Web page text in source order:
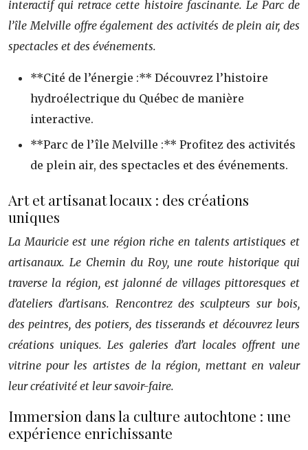
interactif qui retrace cette histoire fascinante. Le Parc de
l’île Melville offre également des activités de plein air, des
spectacles et des événements.
**Cité de l’énergie :** Découvrez l’histoire
hydroélectrique du Québec de manière
interactive.
**Parc de l’île Melville :** Profitez des activités
de plein air, des spectacles et des événements.
Art et artisanat locaux : des créations
uniques
La Mauricie est une région riche en talents artistiques et
artisanaux. Le Chemin du Roy, une route historique qui
traverse la région, est jalonné de villages pittoresques et
d’ateliers d’artisans. Rencontrez des sculpteurs sur bois,
des peintres, des potiers, des tisserands et découvrez leurs
créations uniques. Les galeries d’art locales offrent une
vitrine pour les artistes de la région, mettant en valeur
leur créativité et leur savoir-faire.
Immersion dans la culture autochtone : une
expérience enrichissante